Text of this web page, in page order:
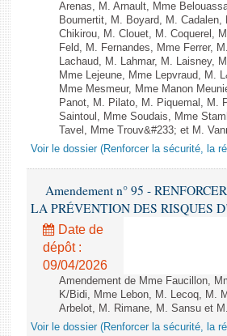
Arenas, M. Arnault, Mme
Boumertit, M. Boyard, M.
Chikirou, M. Clouet, M. Coquerel,
Feld, M. Fernandes, Mme Ferrer,
Lachaud, M. Lahmar, M. Laisney,
Mme Lejeune, Mme Lepvraud, M.
Mme Mesmeur, Mme Manon
Panot, M. Pilato, M. Piquemal, M.
Saintoul, Mme Soudais, Mme
Tavel, Mme Trouv&#233; et M.
Voir le dossier (Renforcer la sécurité, la
Amendement n° 95 -
LA PRÉVENTION DES RISQUES
Date de
dépôt :
09/04/2026
Amendement de Mme Faucillon,
K/Bidi, Mme Lebon, M. Lecoq, M.
Arbelot, M. Rimane, M. Sansu et
Voir le dossier (Renforcer la sécurité, la